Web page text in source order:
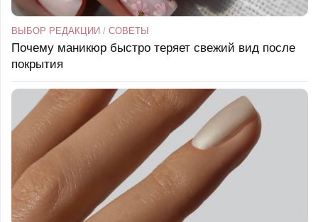
ВЫБОР РЕДАКЦИИ / СОВЕТЫ
Почему маникюр быстро теряет свежий вид после
покрытия